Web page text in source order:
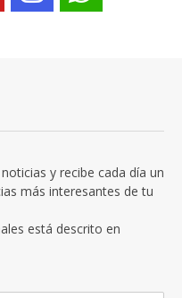
y recibe cada día un
más interesantes de tu
está descrito en